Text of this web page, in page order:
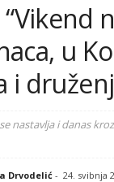
“Vikend
u
i
nastavlja i danas
Drvodelić- 24. svibnja